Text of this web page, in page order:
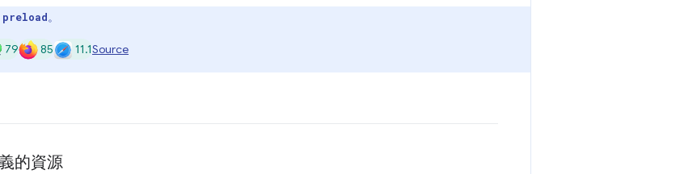
preload。
79 85 11.1Source
的資源